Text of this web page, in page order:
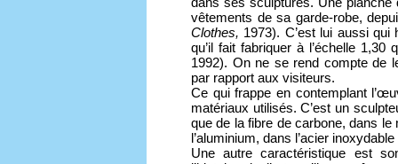
vêtements de sa garde-robe,
Clothes, 1973). C’est lui aussi
qu’il fait fabriquer à l’échelle 1,30
1992). On ne se rend compte de
par rapport aux visiteurs.
Ce qui frappe en contemplant
matériaux utilisés. C’est un
que de la fibre de carbone, dans
l’aluminium, dans l’acier
Une autre caractéristique est